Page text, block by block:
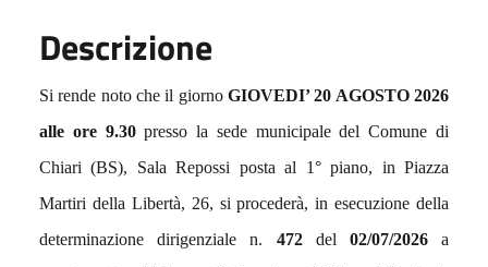
Descrizione
Si rende noto che il giornoGIOVEDI’ 20 AGOSTO 2026
alle ore 9.30presso la sede municipale del Comune di
Chiari (BS), Sala Repossi posta al 1° piano, in Piazza
Martiri della Libertà, 26, si procederà, in esecuzione della
determinazione dirigenziale n. 472del 02/07/2026a